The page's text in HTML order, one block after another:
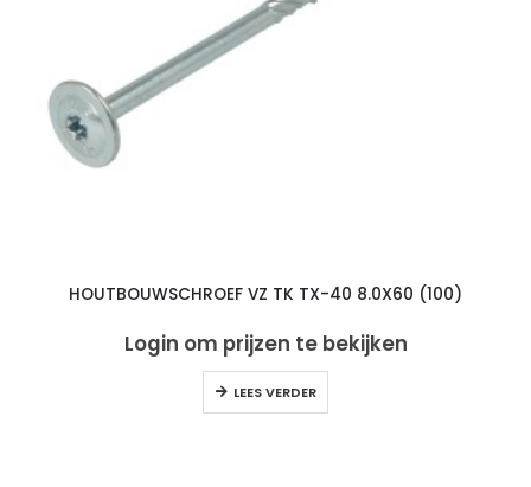
HOUTBOUWSCHROEF VZ TK TX-40 8.0X60 (100)
Login om prijzen te bekijken
LEES VERDER